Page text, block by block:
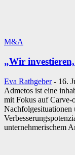
M&A
„Wir
Eva Rathgeber - 16.
Admetos ist eine
mit Fokus auf Carve-
Nachfolgesituationen
unternehmerischem